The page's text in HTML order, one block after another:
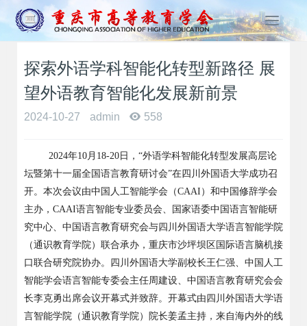
T
o
g
i
g
a
t
i
o
n
探索外语学科智能化转型新路径 展
望外语教育智能化发展新前景
2024-10-27 admin 558
2024年10月18-20日，“外语学科智能化转型发展高层论
坛暨第十一届全国语言教育研讨会”在四川外国语大学成功召
开。本次会议由中国人工智能学会（CAAI）和中国修辞学会
主办，CAAI语言智能专业委员会、国家语委中国语言智能研
究中心、中国语言教育研究会与四川外国语大学语言智能学院
（通识教育学院）联合承办，重庆市沙坪坝区国际语言脑机接
口联合研究院协办。四川外国语大学副校长王仁强、中国人工
智能学会语言智能专委会主任周建设、中国语言教育研究会会
长李克勇出席会议开幕式并致辞。开幕式由四川外国语大学语
言智能学院（通识教育学院）院长姜孟主持，来自海内外的线